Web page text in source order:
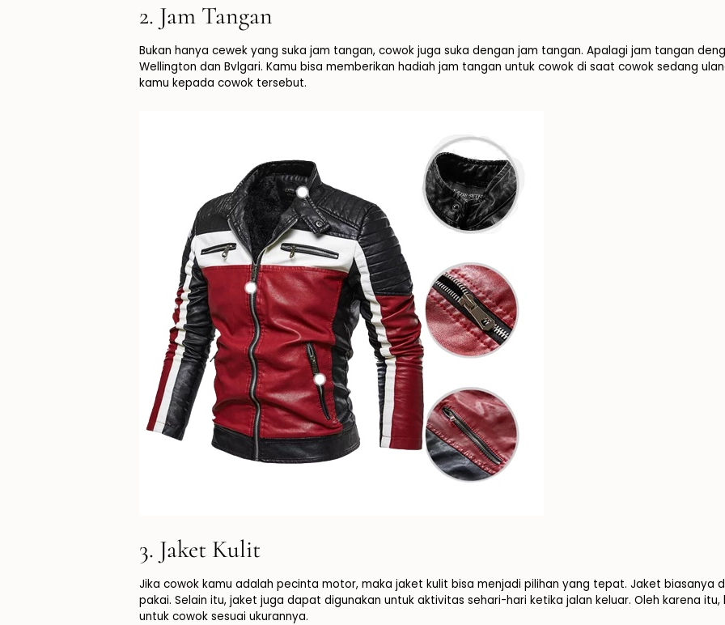
2. Jam Tangan
Bukan hanya cewek yang suka jam tangan, cowok juga suka dengan jam tangan. Apalagi jam tangan
Wellington dan Bvlgari. Kamu bisa memberikan hadiah jam tangan untuk cowok di saat cowok sedang
kamu kepada cowok tersebut.
3. Jaket Kulit
Jika cowok kamu adalah pecinta motor, maka jaket kulit bisa menjadi pilihan yang tepat. Jaket biasanya
pakai. Selain itu, jaket juga dapat digunakan untuk aktivitas sehari-hari ketika jalan keluar. Oleh karena
untuk cowok sesuai ukurannya.